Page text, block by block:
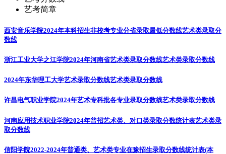
艺考简章
西安音乐学院2024年本科招生非校考专业分省录取最低分数线艺术类录取分
数线
浙江工业大学之江学院2024年河南省艺术类录取分数线艺术类录取分数线
2024年东华理工大学艺术录取分数线艺术类录取分数线
许昌电气职业学院2024年艺术专科批各专业录取分数线艺术类录取分数线
河南应用技术职业学院2024年普招艺术类、对口类录取分数统计表艺术类录
取分数线
信阳学院2022-2024年普通类、艺术类专业在豫招生录取分数线统计表(本